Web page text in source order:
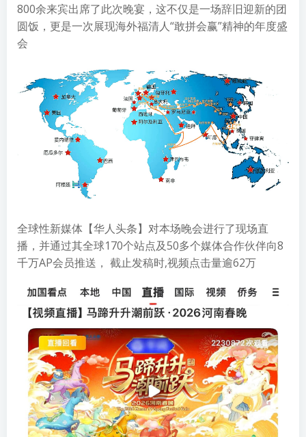
800余来宾出席了此次晚宴，这不仅是一场辞旧迎新的团
圆饭，更是一次展现海外福清人“敢拼会赢”精神的年度盛
会
全球性新媒体【华人头条】对本场晚会进行了现场直
播，并通过其全球170个站点及50多个媒体合作伙伴向8
千万AP会员推送， 截止发稿时,视频点击量逾62万